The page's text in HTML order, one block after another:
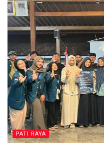
PATI RAYA